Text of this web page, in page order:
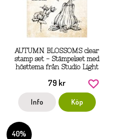
AUTUMN BLOSSOMS clear
stamp set - Stämpelset med
hösttema från Studio Light
79 kr
Info Köp
40%